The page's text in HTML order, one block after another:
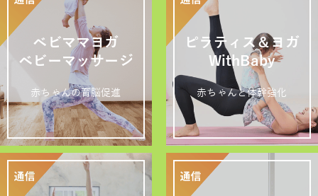
ベビママヨガ
ベビーマッサージ
赤ちゃんの育脳促進
ピラティス＆ヨガ
WithBaby
赤ちゃんと体幹強化